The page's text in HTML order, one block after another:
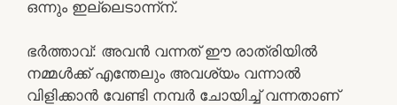
ഒന്നും ഇല്ലെടാന്ന്ന്.
ഭർത്താവ്: അവൻ വന്നത് ഈ രാത്രിയിൽ
നമ്മൾക്ക് എന്തേലും അവശ്യം വന്നാൽ
വിളിക്കാൻ വേണ്ടി നമ്പർ ചോയിച്ച് വന്നതാണ്